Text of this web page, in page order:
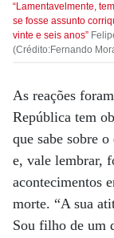
“Lamentavelmente,
se fosse assunto
vinte e seis anos”
(Crédito:Fernando
As reações
República tem
que sabe sobre
e, vale lembrar,
acontecimentos
morte. “A sua
Sou filho de um